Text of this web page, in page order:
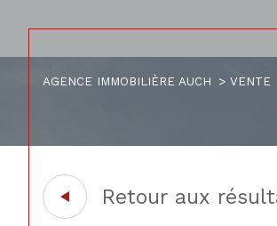
de l'immo
AGENCE IMMOBILIÈRE AUCH VENTE
Retour aux